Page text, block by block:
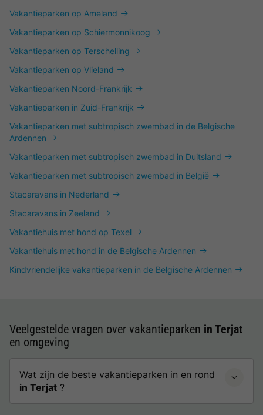
Vakantieparken op Ameland
Vakantieparken op Schiermonnikoog
Vakantieparken op Terschelling
Vakantieparken op Vlieland
Vakantieparken Noord-Frankrijk
Vakantieparken in Zuid-Frankrijk
Vakantieparken met subtropisch zwembad in de Belgische
Ardennen
Vakantieparken met subtropisch zwembad in Duitsland
Vakantieparken met subtropisch zwembad in België
Stacaravans in Nederland
Stacaravans in Zeeland
Vakantiehuis met hond op Texel
Vakantiehuis met hond in de Belgische Ardennen
Kindvriendelijke vakantieparken in de Belgische Ardennen
Veelgestelde vragen over vakantieparken in Terjat
en omgeving
Wat zijn de beste vakantieparken in en rond
in Terjat ?